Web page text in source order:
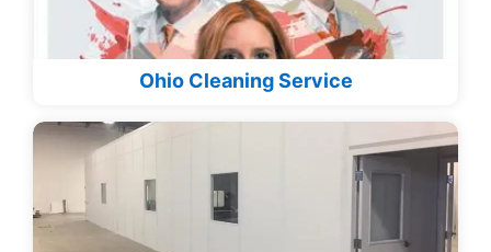
Ohio Cleaning Service